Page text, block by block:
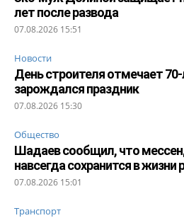
лет после развода
07.08.2026 15:51
Новости
День строителя отмечает 70-
зарождался праздник
07.08.2026 15:30
Общество
Шадаев сообщил, что
навсегда сохранится в жизни
07.08.2026 15:01
Транспорт